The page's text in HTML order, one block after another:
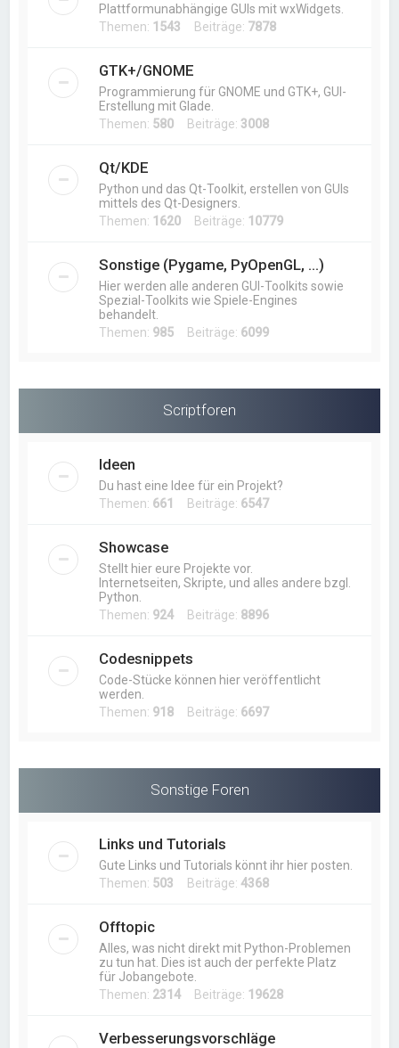
Plattformunabhängige GUIs mit wxWidgets.
Themen: 1543 Beiträge: 7878
GTK+/GNOME
Programmierung für GNOME und GTK+, GUI-
Erstellung mit Glade.
Themen: 580 Beiträge: 3008
Qt/KDE
Python und das Qt-Toolkit, erstellen von GUIs
mittels des Qt-Designers.
Themen: 1620 Beiträge: 10779
Sonstige (Pygame, PyOpenGL, ...)
Hier werden alle anderen GUI-Toolkits sowie
Spezial-Toolkits wie Spiele-Engines
behandelt.
Themen: 985 Beiträge: 6099
Scriptforen
Ideen
Du hast eine Idee für ein Projekt?
Themen: 661 Beiträge: 6547
Showcase
Stellt hier eure Projekte vor.
Internetseiten, Skripte, und alles andere bzgl.
Python.
Themen: 924 Beiträge: 8896
Codesnippets
Code-Stücke können hier veröffentlicht
werden.
Themen: 918 Beiträge: 6697
Sonstige Foren
Links und Tutorials
Gute Links und Tutorials könnt ihr hier posten.
Themen: 503 Beiträge:4368
Offtopic
Alles, was nicht direkt mit Python-Problemen
zu tun hat. Dies ist auch der perfekte Platz
für Jobangebote.
Themen: 2314 Beiträge: 19628
Verbesserungsvorschläge